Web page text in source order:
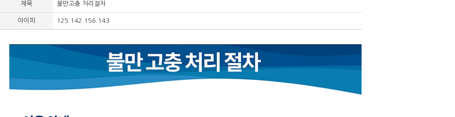
제목 불만고충 처리절차
아이피 125.142.156.143